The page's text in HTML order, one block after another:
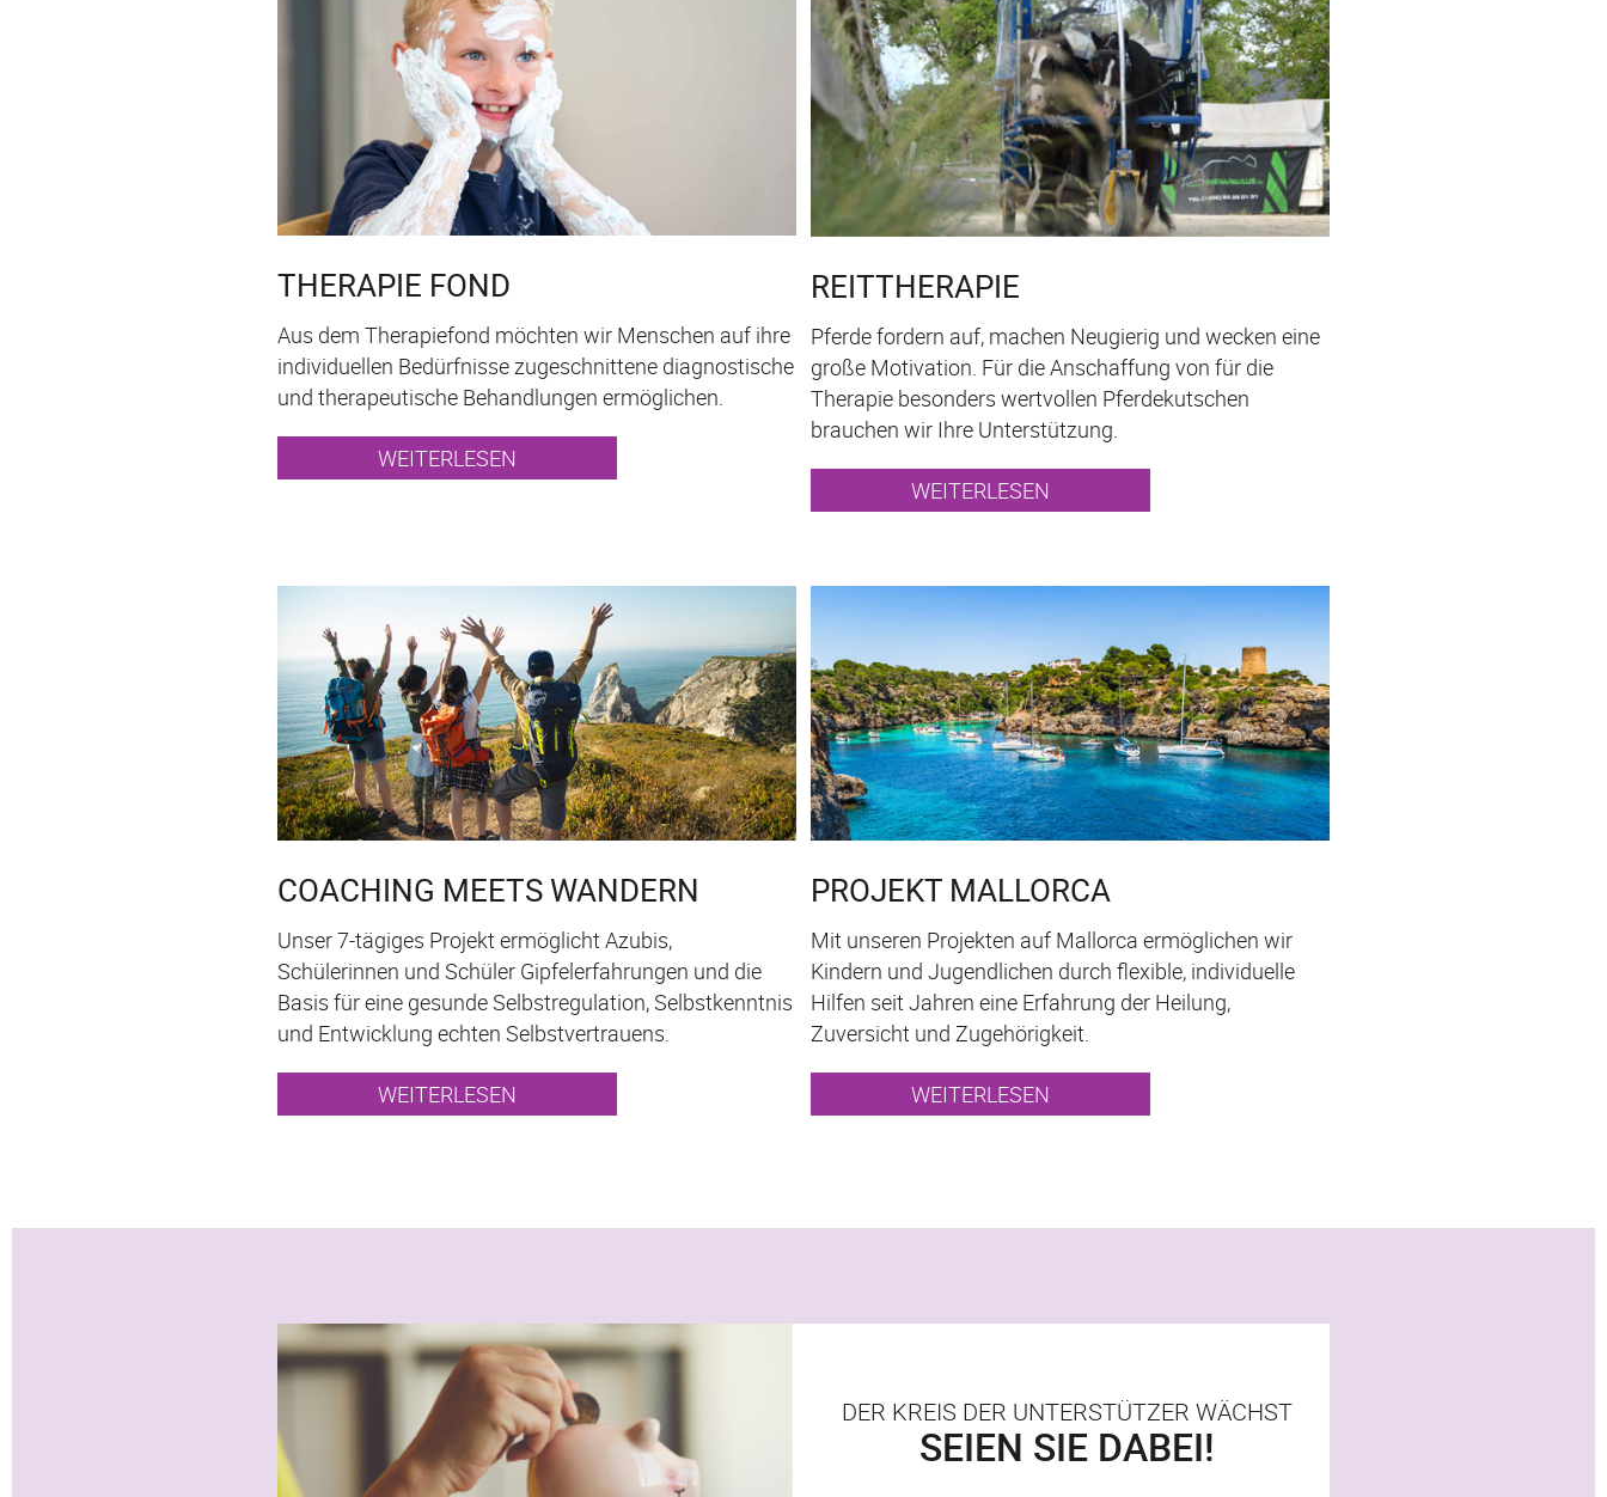
THERAPIE FOND
Aus dem Therapiefond möchten wir Menschen auf ihre
individuellen Bedürfnisse zugeschnittene diagnostische
und therapeutische Behandlungen ermöglichen.
WEITERLESEN
REITTHERAPIE
Pferde fordern auf, machen Neugierig und wecken eine
große Motivation. Für die Anschaffung von für die
Therapie besonders wertvollen Pferdekutschen
brauchen wir Ihre Unterstützung.
WEITERLESEN
COACHING MEETS WANDERN
Unser 7-tägiges Projekt ermöglicht Azubis,
Schülerinnen und Schüler Gipfelerfahrungen und die
Basis für eine gesunde Selbstregulation, Selbstkenntnis
und Entwicklung echten Selbstvertrauens.
WEITERLESEN
PROJEKT MALLORCA
Mit unseren Projekten auf Mallorca ermöglichen wir
Kindern und Jugendlichen durch flexible, individuelle
Hilfen seit Jahren eine Erfahrung der Heilung,
Zuversicht und Zugehörigkeit.
WEITERLESEN
DER KREIS DER UNTERSTÜTZER WÄCHST
SEIEN SIE DABEI!